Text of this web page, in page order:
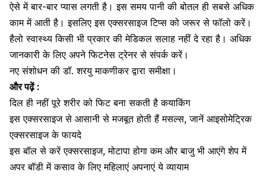
ऐसे में बार-बार प्यास लगती है। इस समय पानी की बोतल ही सबसे अधिक
काम में आती है। इसलिए इस एक्सरसाइज टिप्स को जरूर से फॉलो करें।
हैलो स्वास्थ्य किसी भी प्रकार की मेडिकल सलाह नहीं दे रहा है। अधिक
जानकारी के लिए अपने फिटनेस ट्रेनर से संपर्क करें।
नए संशोधन की डॉ. शरयु माकणीकरद्वारा समीक्षा।
और पढ़ें :
दिल ही नहीं पूरे शरीर को फिट बना सकती है कयाकिंग
इस एक्सरसाइज से आसानी से मजबूत होती हैं मसल्स, जानें आइसोमेट्रिक
एक्सरसाइज के फायदे
इस बॉल से करें एक्सरसाइज, मोटापा होगा कम और बाजु भी आएंगे शेप में
अपर बॉडी में कसाव के लिए महिलाएं अपनाएं ये व्यायाम